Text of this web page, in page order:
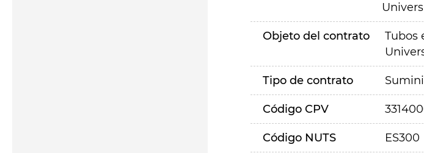
Objeto del contrato
Tubos
Tipo de contrato
Código CPV
Código NUTS ES300